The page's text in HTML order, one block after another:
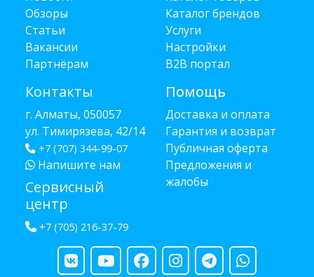
Обзоры
Статьи
Вакансии
Партнёрам
Контакты
г. Алматы, 050057
ул. Тимирязева, 42/14
+7 (707) 344-99-07
Напишите нам
Сервисный
центр
+7 (705) 216-37-79
Каталог брендов
Услуги
Настройки
B2B портал
Помощь
Доставка и оплата
Гарантия и возврат
Публичная оферта
Предложения и
жалобы